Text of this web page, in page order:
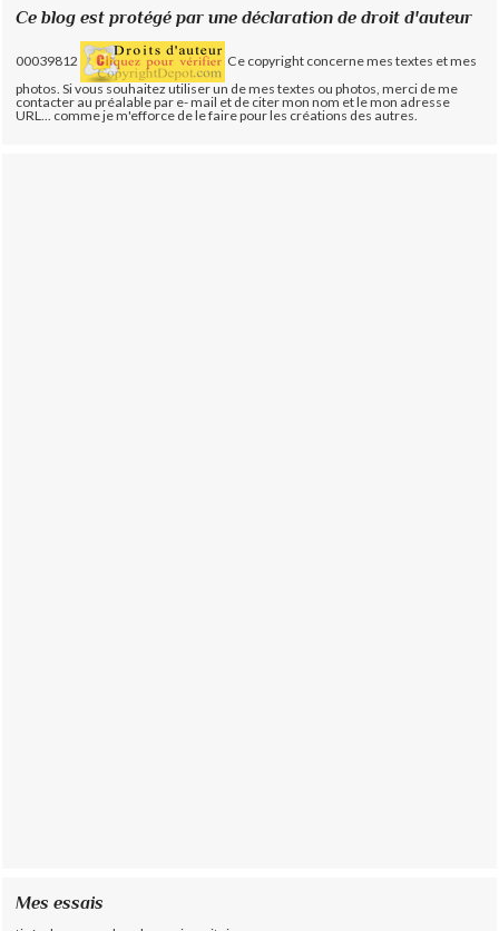
Ce blog est protégé par une déclaration de droit d'auteur
00039812
Ce copyright concerne mes textes et mes
photos. Si vous souhaitez utiliser un de mes textes ou photos, merci de me
contacter au préalable par e- mail et de citer mon nom et le mon adresse
URL... comme je m'efforce de le faire pour les créations des autres.
Mes essais